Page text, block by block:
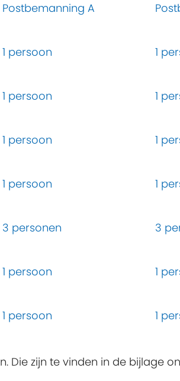
Postbemanning A
1 persoon 1
1 persoon 1
1 persoon 1
1 persoon 1
3 personen 3
1 persoon 1
1 persoon 1
Die zijn te vinden in de bijlage